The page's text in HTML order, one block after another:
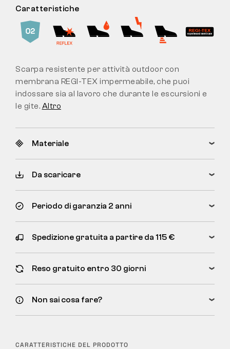
Caratteristiche
Scarpa resistente per attività outdoor con
membrana REGI-TEX impermeabile, che puoi
indossare sia al lavoro che durante le escursioni e
le gite. Altro
Materiale
Da scaricare
Periodo di garanzia 2 anni
Spedizione gratuita a partire da 115 €
Reso gratuito entro 30 giorni
Non sai cosa fare?
CARATTERISTICHE DEL PRODOTTO